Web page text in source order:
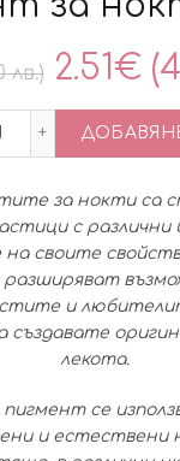
лв.)
price
3.53€
(6.90
лв.).
2.51€
количество за
за нокти са
с различни
на своите
разширяват
и
създавате
лекота.
се
и естествени